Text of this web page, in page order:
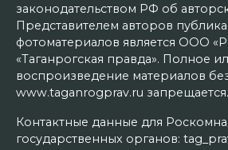
законодательством РФ об
Представителем авторов
фотоматериалов является ООО
«Таганрогская правда». Полное
воспроизведение материалов
www.taganrogprav.ru запрещается.
Контактные данные для
государственных органов: